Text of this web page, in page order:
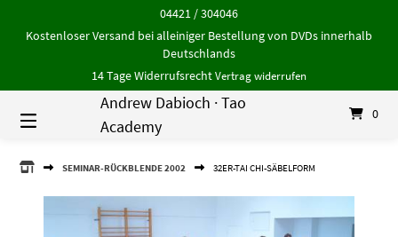
Inhalt
04421 / 304046
Kostenloser Versand bei alleiniger Bestellung von DVDs innerhalb
Deutschlands
14 Tage WiderrufsrechtVertrag widerrufen
Andrew Dabioch · Tao
Academy
0
ANDREWSEMINAR-RÜCKBLENDE 2002 32ER-TAI CHI-SÄBELFORM